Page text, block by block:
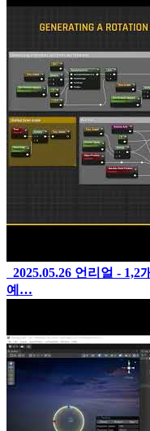
2025.05.26 언리얼 - 1,2
예…